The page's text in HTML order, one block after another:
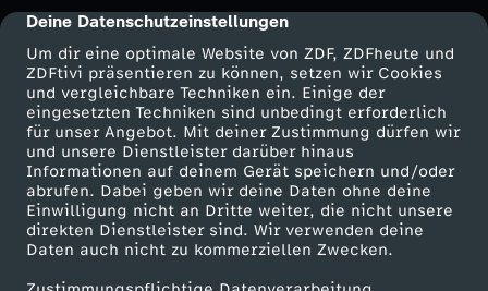
cmp-dialog-description
Deine Datenschutzeinstellungen
Um dir eine optimale Website von ZDF, ZDFheute und
ZDFtivi präsentieren zu können, setzen wir Cookies
und vergleichbare Techniken ein. Einige der
eingesetzten Techniken sind unbedingt erforderlich
für unser Angebot. Mit deiner Zustimmung dürfen wir
und unsere Dienstleister darüber hinaus
Informationen auf deinem Gerät speichern und/oder
abrufen. Dabei geben wir deine Daten ohne deine
Einwilligung nicht an Dritte weiter, die nicht unsere
direkten Dienstleister sind. Wir verwenden deine
Daten auch nicht zu kommerziellen Zwecken.
-
B
ü
r
g
Mehr ZDF
ZDF-Apps
Smart TV
ZDFtext
Service
ZDFmitreden
Kontakt zum ZDF
Tickets